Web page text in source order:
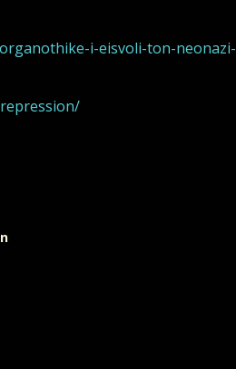
i-eisvoli-ton-neonazi-